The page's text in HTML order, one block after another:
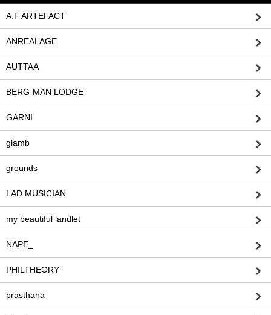
A.F ARTEFACT
ANREALAGE
AUTTAA
BERG-MAN LODGE
GARNI
glamb
grounds
LAD MUSICIAN
my beautiful landlet
NAPE_
PHILTHEORY
prasthana